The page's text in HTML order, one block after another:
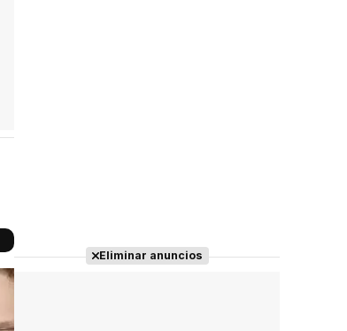
Eliminar anuncios